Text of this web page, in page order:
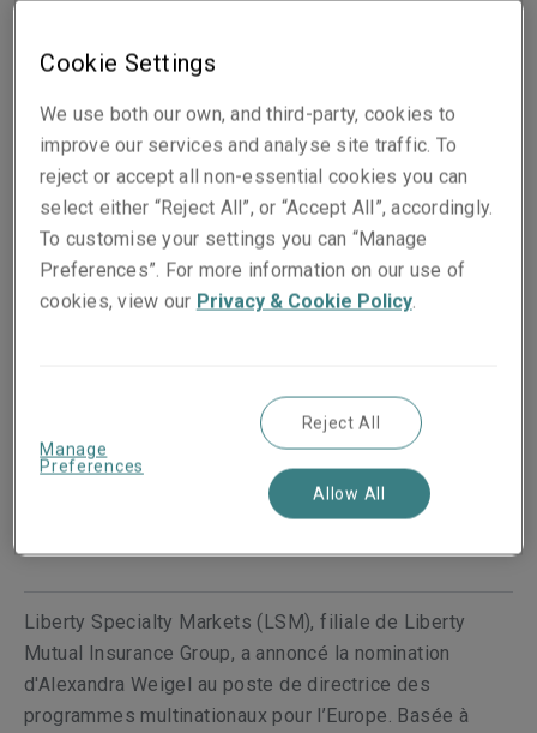
Share on socials
Liberty Specialty Markets (LSM), filiale de Liberty
Mutual Insurance Group, a annoncé la nomination
d'Alexandra Weigel au poste de directrice des
programmes multinationaux pour l’Europe. Basée à
Cookie Settings
We use both our own, and third-party, cookies to
improve our services and analyse site traffic. To
reject or accept all non-essential cookies you can
select either “Reject All”, or “Accept All”, accordingly.
To customise your settings you can “Manage
Preferences”. For more information on our use of
cookies, view our Privacy & Cookie Policy.
Manage
Preferences
Reject All
Allow All